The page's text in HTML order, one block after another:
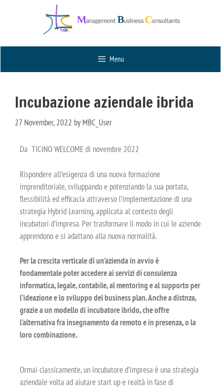
Menu
Incubazione aziendale ibrida
27 November, 2022 byMBC_User
Da TICINO WELCOME di novembre 2022
Rispondere all’esigenza di una nuova formazione
imprenditoriale, sviluppando e potenziando la sua portata,
flessibilità ed efficacia attraverso l’implementazione di una
strategia Hybrid Learning, applicata al contesto degli
incubatori d’impresa. Per trasformare il modo in cui le aziende
apprendono e si adattano alla nuova normalità.
Per la crescita verticale di un’azienda in avvio è
fondamentale poter accedere ai servizi di consulenza
informatica, legale, contabile, al mentoring e al supporto per
l’ideazione e lo sviluppo del business plan. Anche a distnza,
grazie a un modello di incubatore ibrido, che offre
l’alternativa fra insegnamento da remoto e in presenza, o la
loro combinazione.
Ormai classicamente, un incubatore d’impresa è una strategia
aziendale volta ad aiutare start up e realtà in fase di